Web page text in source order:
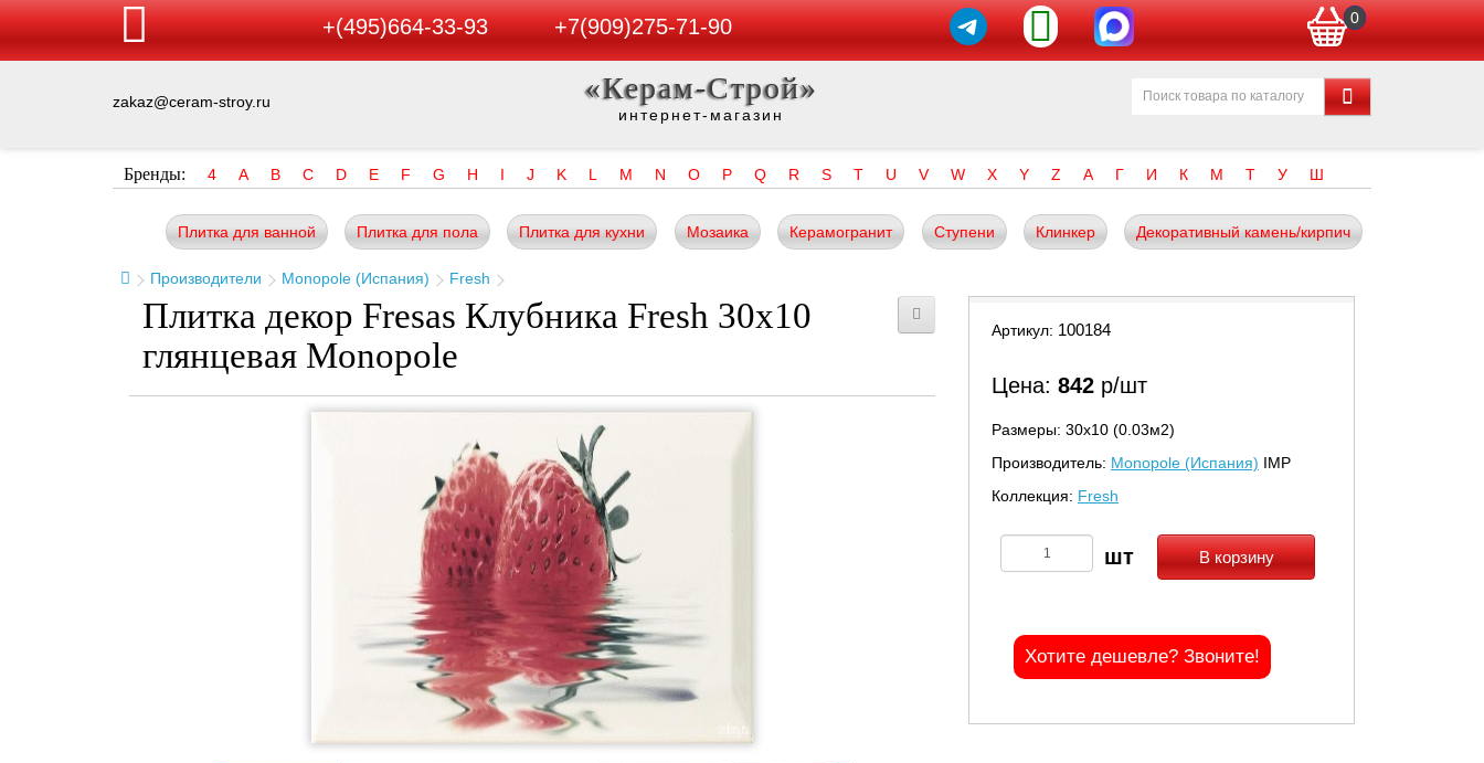
+(495)664-33-93 +7(909)275-71-90 0
zakaz@ceram-stroy.ru «Керам-Строй»
интернет-магазин
Бренды: 4 A B C D E F G H I J K L M N O P Q R S T U V W X Y Z А Г И К М Т У Ш
Плитка для ванной Плитка для пола Плитка для кухни Мозаика Керамогранит Ступени Клинкер Декоративный камень/кирпич
Производители Monopole (Испания) Fresh
Плитка декор Fresas Клубника Fresh 30x10
глянцевая Monopole
Артикул: 100184
Цена: 842 р/шт
Размеры: 30х10 (0.03м2)
Производитель: Monopole (Испания) IMP
Коллекция: Fresh
В корзину
Хотите дешевле? Звоните!